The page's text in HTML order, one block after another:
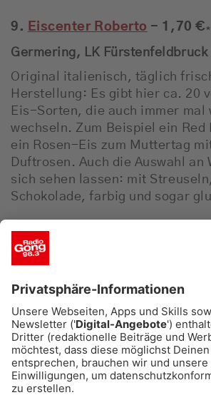
9. Eiscenter Roberto - 1,70 € *
Germering, LK Fürstenfeldbruck
Original italienisch, täglich
Herstellung: Es gibt hier ca. 20
Eis-Sorten, die auch immer mal
wechseln. Zum Beispiel ein
ein Rosen-Eis zum Muttertag
Duftrosen. Auch die Auswahl an
sich sehen lassen: mit
Schokolade, farbig und sogar
10. Der verrückte Eismacher
Beim verrückten Eismacher ist
Programm: Matthias stellt
den verschiedensten
her. Von Gorgonzola-,
Pommes-Eis über Zwiebel-,
und Currywurst-Eis bis hin zu